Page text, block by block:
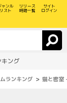
ャンル
リスト
リリース
時期一覧
サイト
ログイン
ング
ランキング 猫と密室